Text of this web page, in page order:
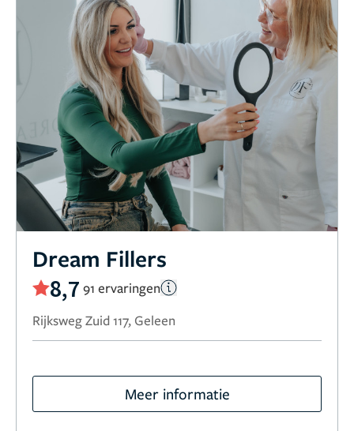
Dream Fillers
8,7 91 ervaringen
Rijksweg Zuid 117, Geleen
Meer informatie